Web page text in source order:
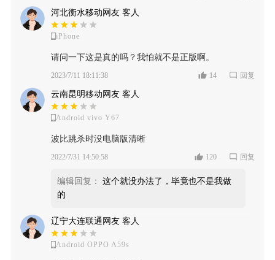
河北衡水移动网友 客人
iPhone
请问一下这是真的吗？我怕就不是正版啊。
2023/7/11 18:11:38 14 回复
云南昆明移动网友 客人
Android vivo Y67
波比跳杀时没电脑版清晰
2022/7/31 14:50:58 120 回复
编辑回复：
这个就没办法了，毕竟也不是我做
的
辽宁大连联通网友 客人
Android OPPO A59s